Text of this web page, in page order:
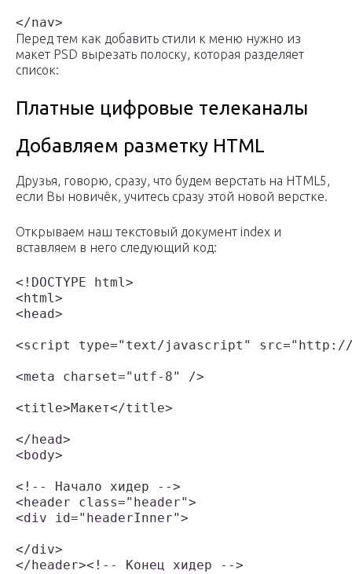
</nav>
Перед тем как добавить стили к меню нужно из
макет PSD вырезать полоску, которая разделяет
список:
Платные цифровые телеканалы
Добавляем разметку HTML
Друзья, говорю, сразу, что будем верстать на HTML5,
если Вы новичёк, учитесь сразу этой новой верстке.
Открываем наш текстовый документ index и
вставляем в него следующий код:
<!DOCTYPE html>
<html>
<head>
<script type="text/javascript" src="http://
<meta charset="utf-8" />
<title>Макет</title>
</head>
<body>
<!-- Начало хидер -->
<header class="header">
<div id="headerInner">
</div>
</header><!-- Конец хидер -->